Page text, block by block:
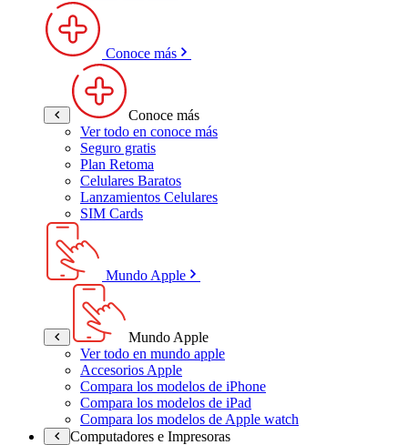
Conoce más
Conoce más
Ver todo en conoce más
Seguro gratis
Plan Retoma
Celulares Baratos
Lanzamientos Celulares
SIM Cards
Mundo Apple
Mundo Apple
Ver todo en mundo apple
Accesorios Apple
Compara los modelos de iPhone
Compara los modelos de iPad
Compara los modelos de Apple watch
Computadores e Impresoras